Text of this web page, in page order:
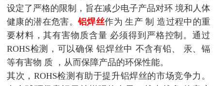
设定了严格的限制，旨在减少电子产品对环 境和人体
健康的潜在危害。铝焊丝作为 生产 制 造过程中的重
要材料，其有害物质含量 必须得到严格控制。通过
ROHS检测，可以确保 铝焊丝中 不含有铅、
汞、镉
等有害物 质
，从而保障产品的环保性能。
其次，ROHS检测有助于提升铝焊丝的市场竞争力。